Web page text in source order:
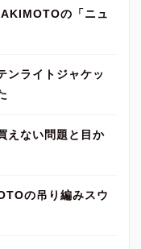
の「ニュ
ンライトジャケッ
えない問題と目か
の吊り編みスウ